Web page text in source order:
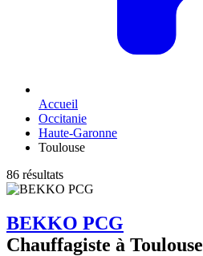
Accueil
Occitanie
Haute-Garonne
Toulouse
86 résultats
BEKKO PCG
Chauffagiste à Toulouse